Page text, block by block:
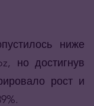
ниже
но достигнув
рост и